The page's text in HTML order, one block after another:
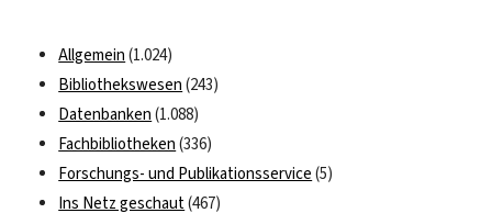
Allgemein (1.024)
Bibliothekswesen (243)
Datenbanken (1.088)
Fachbibliotheken (336)
Forschungs- und Publikationsservice (5)
Ins Netz geschaut(467)